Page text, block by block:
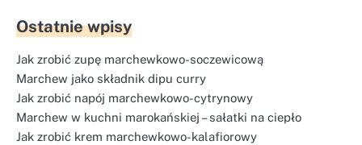
Ostatnie wpisy
Jak zrobić zupę marchewkowo-soczewicową
Marchew jako składnik dipu curry
Jak zrobić napój marchewkowo-cytrynowy
Marchew w kuchni marokańskiej – sałatki na ciepło
Jak zrobić krem marchewkowo-kalafiorowy